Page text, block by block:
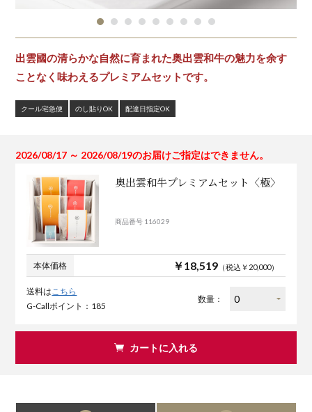
出雲國の清らかな自然に育まれた奥出雲和牛の魅力を余す
ことなく味わえるプレミアムセットです。
クール宅急便 のし貼りOK 配達日指定OK
2026/08/17 ～ 2026/08/19のお届けご指定はできません。
奥出雲和牛プレミアムセット〈極〉
商品番号 116029
本体価格 ￥18,519（税込￥20,000）
送料はこちら
G-Callポイント：185
数量：
カートに入れる